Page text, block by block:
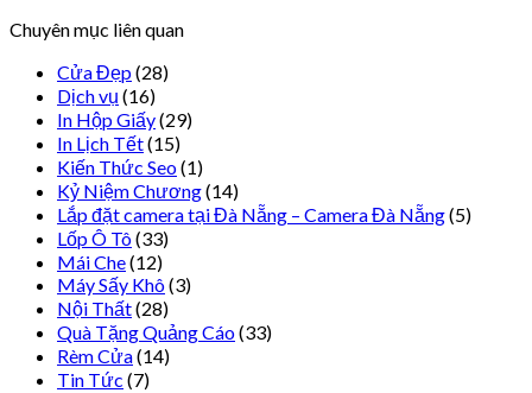
Chuyên mục liên quan
Cửa Đẹp(28)
Dịch vụ (16)
In Hộp Giấy(29)
In Lịch Tết(15)
Kiến Thức Seo(1)
Kỷ Niệm Chương(14)
Lắp đặt camera tại Đà Nẵng – Camera Đà Nẵng(5)
Lốp Ô Tô(33)
Mái Che(12)
Máy Sấy Khô(3)
Nội Thất(28)
Quà Tặng Quảng Cáo(33)
Rèm Cửa(14)
Tin Tức (7)